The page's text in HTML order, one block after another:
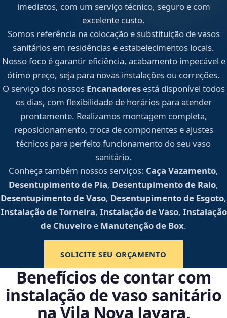
imediatos, com um serviço técnico, seguro e com
excelente custo.
Somos referência na colocação e substituição de vasos
sanitários em residências e estabelecimentos locais.
Nosso foco é garantir eficiência, acabamento impecável e
ótimo preço, seja para novas instalações ou correções.
O serviço dos nossos Encanadoresestá disponível todos
os dias, com flexibilidade de horários para atender
prontamente. Realizamos montagem completa,
reposicionamento, troca de componentes e ajustes
técnicos para perfeito funcionamento do seu vaso
sanitário.
Conheça também nossos serviços: Caça Vazamento,
Desentupimento de Pia, Desentupimento de Ralo,
Desentupimento de Vaso, Desentupimento de Esgoto,
Instalação de Torneira, Instalação de Vaso, Instalação
de Chuveiro e Manutenção de Box.
SOLICITE SEU ORÇAMENTO
Benefícios de contar com
instalação de vaso sanitário
na Vila Nova Jayara,